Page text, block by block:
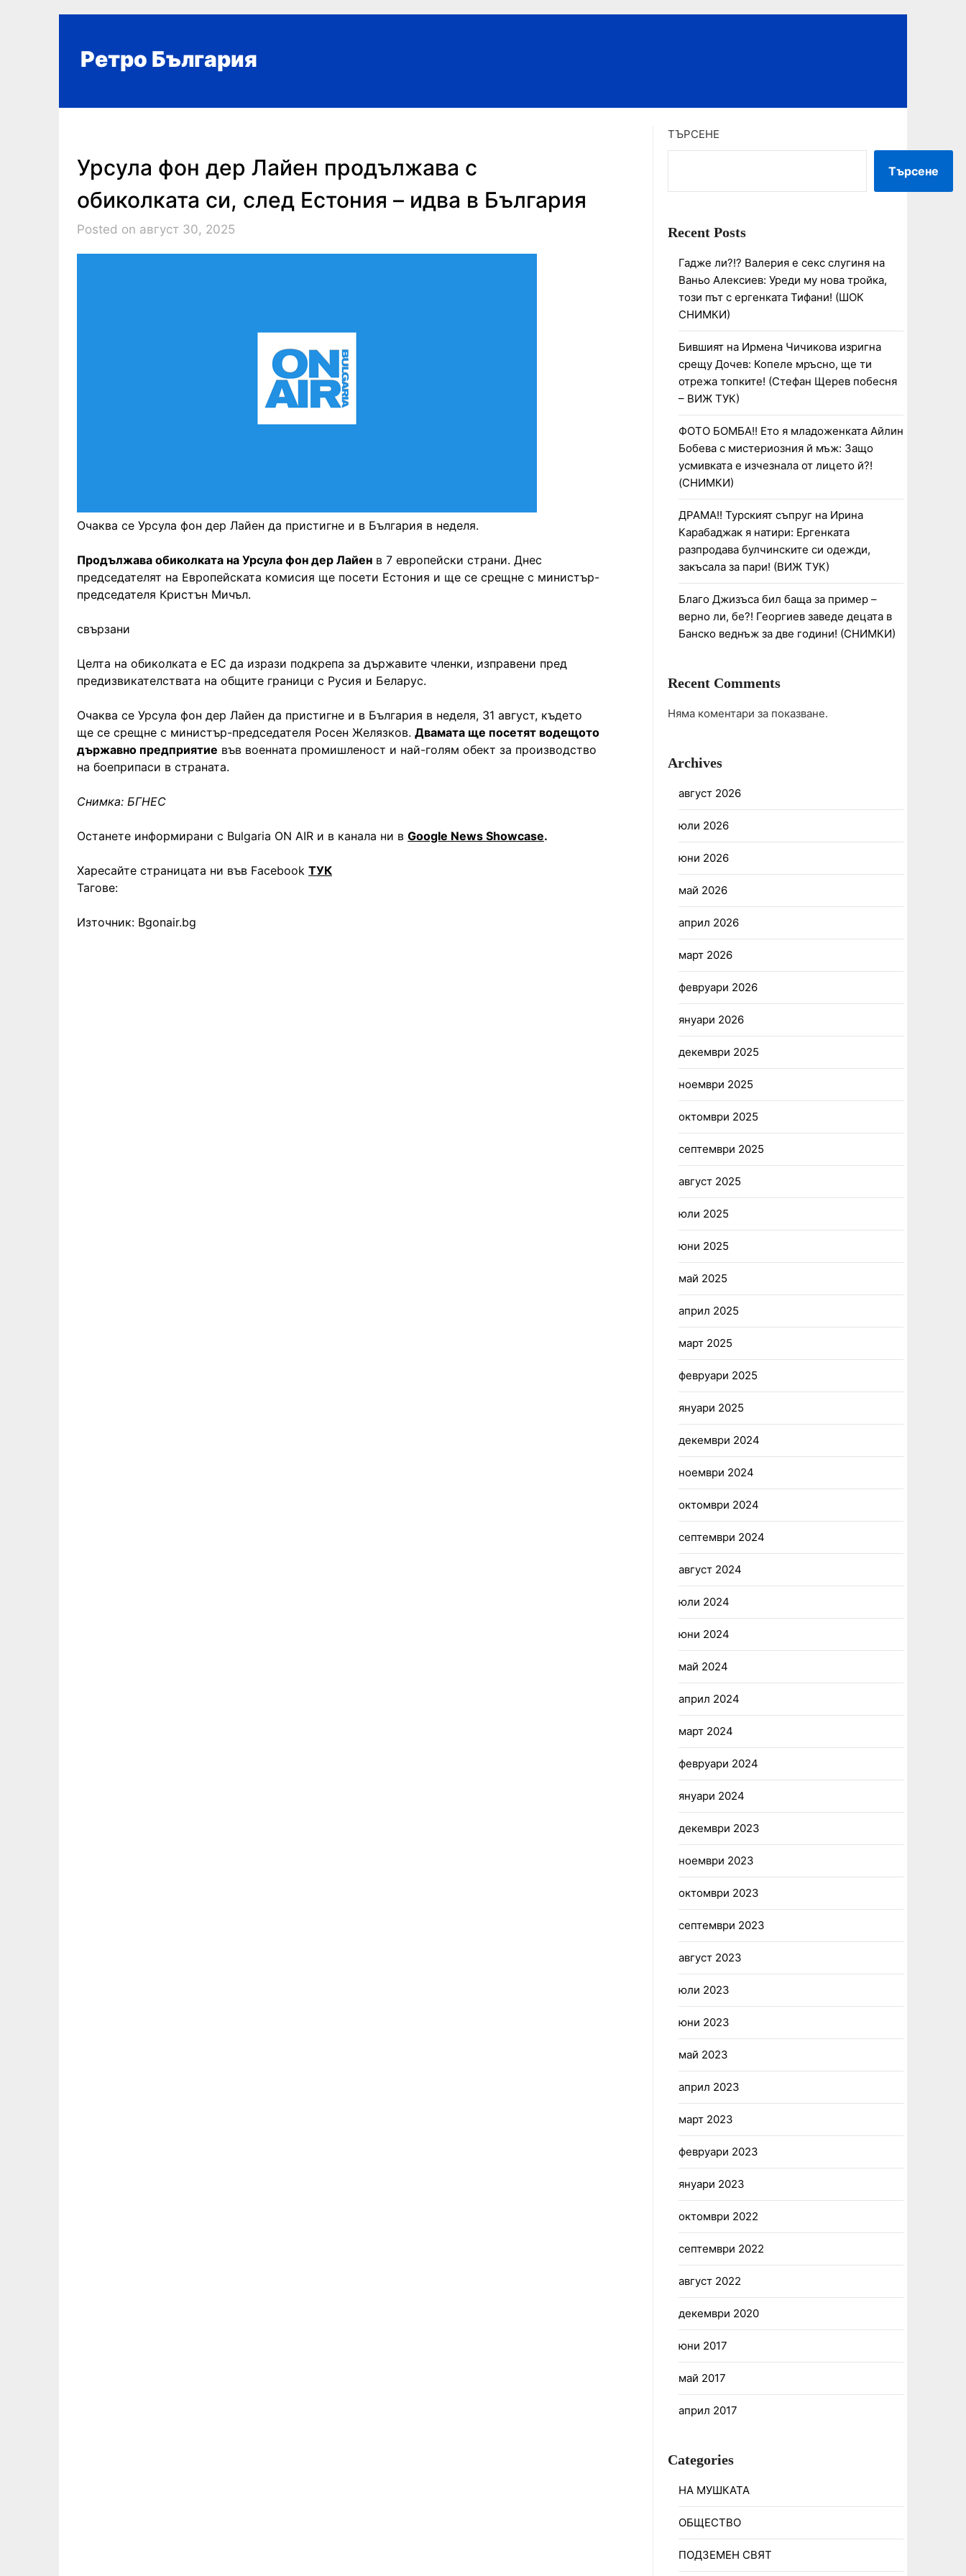
Ретро България
Урсула фон дер Лайен продължава с
обиколката си, след Естония – идва в България
Posted on август 30, 2025
Очаква се Урсула фон дер Лайен да пристигне и в България в неделя.
Продължава обиколката на Урсула фон дер Лайен в 7 европейски страни. Днес
председателят на Европейската комисия ще посети Естония и ще се срещне с министър-
председателя Кристън Мичъл.
свързани
Целта на обиколката е ЕС да изрази подкрепа за държавите членки, изправени пред
предизвикателствата на общите граници с Русия и Беларус.
Очаква се Урсула фон дер Лайен да пристигне и в България в неделя, 31 август, където
ще се срещне с министър-председателя Росен Желязков. Двамата ще посетят водещото
държавно предприятие във военната промишленост и най-голям обект за производство
на боеприпаси в страната.
Снимка: БГНЕС
Останете информирани с Bulgaria ON AIR и в канала ни в Google News Showcase.
Харесайте страницата ни във Facebook ТУК
Тагове:
Източник: Bgonair.bg
ТЪРСЕНЕ
Търсене
Recent Posts
Гадже ли?!? Валерия е секс слугиня на
Ваньо Алексиев: Уреди му нова тройка,
този път с ергенката Тифани! (ШОК
СНИМКИ)
Бившият на Ирмена Чичикова изригна
срещу Дочев: Копеле мръсно, ще ти
отрежа топките! (Стефан Щерев побесня
– ВИЖ ТУК)
ФОТО БОМБА!! Ето я младоженката Айлин
Бобева с мистериозния й мъж: Защо
усмивката е изчезнала от лицето й?!
(СНИМКИ)
ДРАМА!! Турският съпруг на Ирина
Карабаджак я натири: Ергенката
разпродава булчинските си одежди,
закъсала за пари! (ВИЖ ТУК)
Благо Джизъса бил баща за пример –
верно ли, бе?! Георгиев заведе децата в
Банско веднъж за две години! (СНИМКИ)
Recent Comments
Няма коментари за показване.
Archives
август 2026
юли 2026
юни 2026
май 2026
април 2026
март 2026
февруари 2026
януари 2026
декември 2025
ноември 2025
октомври 2025
септември 2025
август 2025
юли 2025
юни 2025
май 2025
април 2025
март 2025
февруари 2025
януари 2025
декември 2024
ноември 2024
октомври 2024
септември 2024
август 2024
юли 2024
юни 2024
май 2024
април 2024
март 2024
февруари 2024
януари 2024
декември 2023
ноември 2023
октомври 2023
септември 2023
август 2023
юли 2023
юни 2023
май 2023
април 2023
март 2023
февруари 2023
януари 2023
октомври 2022
септември 2022
август 2022
декември 2020
юни 2017
май 2017
април 2017
Categories
НА МУШКАТА
ОБЩЕСТВО
ПОДЗЕМЕН СВЯТ